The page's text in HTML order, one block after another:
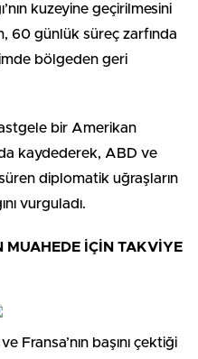
kuzeyine geçirilmesini
60 günlük süreç zarfında
bölgeden geri
bir Amerikan
kaydederek, ABD ve
diplomatik uğraşların
vurguladı.
MUAHEDE İÇİN TAKVİYE
Fransa’nın başını çektiği